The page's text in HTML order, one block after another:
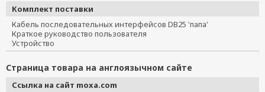
Комплект поставки
Кабель последовательных интерфейсов DB25 'папа'
Краткое руководство пользователя
Устройство
Страница товара на англоязычном сайте
Ссылка на сайт moxa.com